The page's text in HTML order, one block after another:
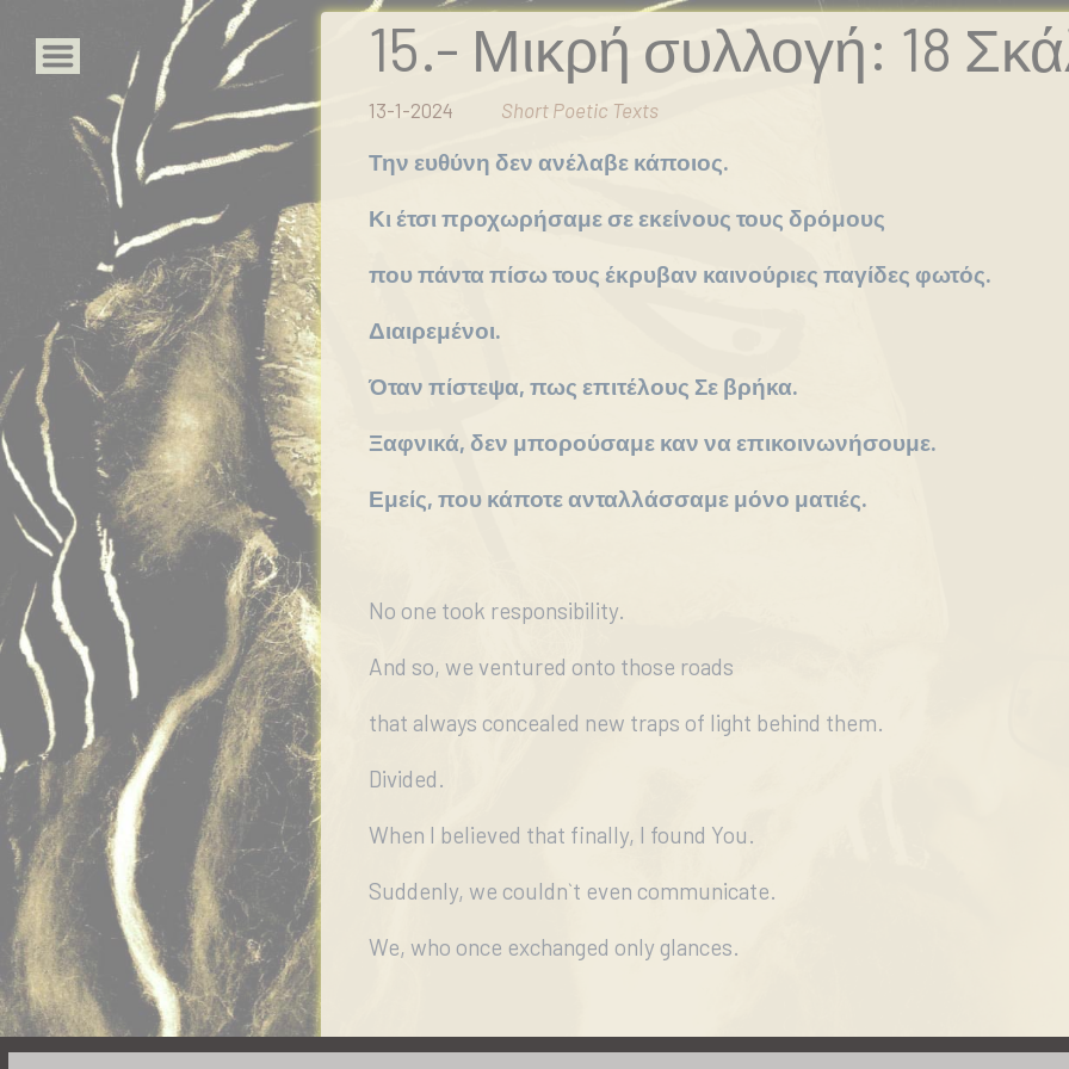
Αρχική
Portfolio
Εκδόσεις
xanthie
Οι
ιστορίες
μας
ποιητικά
Τα
νέα
μας
Επικοινωνία
15.- Μικρή συλλογή: 18
13-1-2024 Short Poetic Texts
Την ευθύνη δεν ανέλαβε κάποιος.
Κι έτσι προχωρήσαμε σε εκείνους τους δρόμους
που πάντα πίσω τους έκρυβαν καινούριες παγίδες φωτός.
Διαιρεμένοι.
Όταν πίστεψα, πως επιτέλους Σε βρήκα.
Ξαφνικά, δεν μπορούσαμε καν να επικοινωνήσουμε.
Εμείς, που κάποτε ανταλλάσσαμε μόνο ματιές.
No one took responsibility.
And so, we ventured onto those roads
that always concealed new traps of light behind them.
Divided.
When I believed that finally, I found You.
Suddenly, we couldn`t even communicate.
We, who once exchanged only glances.